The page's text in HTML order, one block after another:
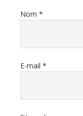
Nom *
E-mail *